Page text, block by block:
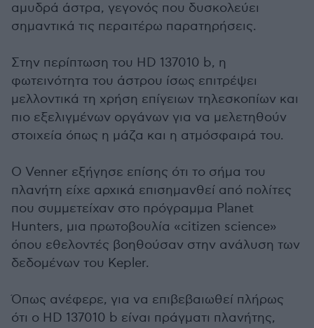
αμυδρά άστρα, γεγονός που δυσκολεύει
σημαντικά τις περαιτέρω παρατηρήσεις.
Στην περίπτωση του HD 137010 b, η
φωτεινότητα του άστρου ίσως επιτρέψει
μελλοντικά τη χρήση επίγειων τηλεσκοπίων και
πιο εξελιγμένων οργάνων για να μελετηθούν
στοιχεία όπως η μάζα και η ατμόσφαιρά του.
Ο Venner εξήγησε επίσης ότι το σήμα του
πλανήτη είχε αρχικά επισημανθεί από πολίτες
που συμμετείχαν στο πρόγραμμα Planet
Hunters, μια πρωτοβουλία «citizen science»
όπου εθελοντές βοηθούσαν στην ανάλυση των
δεδομένων του Kepler.
Όπως ανέφερε, για να επιβεβαιωθεί πλήρως
ότι ο HD 137010 b είναι πράγματι πλανήτης,